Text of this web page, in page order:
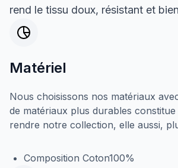
rend le tissu doux, résistant et
Matériel
Nous choisissons nos matériaux
de matériaux plus durables
rendre notre collection, elle aussi,
Composition Coton100%